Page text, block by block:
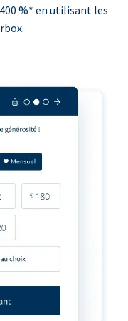
%* en utilisant les